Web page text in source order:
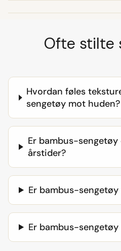
Ofte stilte
Hvordan føles
sengetøy mot huden?
Er bambus-sengetøy
årstider?
Er bambus-
Er bambus-